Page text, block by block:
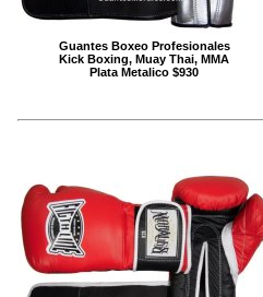
Guantes Boxeo Profesionales
Kick Boxing, Muay Thai, MMA
Plata Metalico $930